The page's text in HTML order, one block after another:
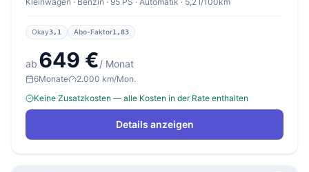
Okay3,1 Abo-Faktor1,83
ab 649 €/ Monat
6Monate
2.000 km/Mon.
Keine Zusatzkosten — alle Kosten in der Rate enthalten
Details anzeigen